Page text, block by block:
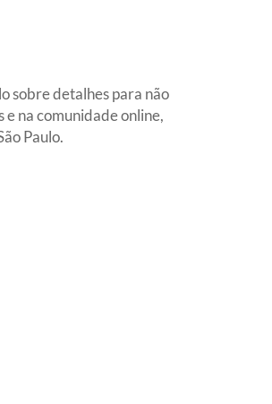
sobre detalhes para não
na comunidade online,
Paulo.